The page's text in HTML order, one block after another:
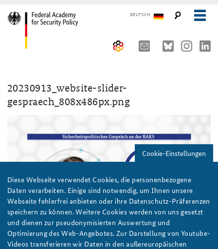
DEUTSCH
Advisory Board
The Association of Friends
Young Leaders in Security Policy
Directions
Seminars, Conferences and Events
Core Course on Security Policy
German Forum on Security Policy
Public Events
Further Events
20230913_website-slider-
gespraech_808x486px.png
Foto: BAKS; Bundeswehr/Jankowski
Cookie-Einstellungen
Diese Webseite verwendet Cookies, die personenbezogene
Daten verarbeiten. Einige sind notwendig, um Ihnen unsere
Webseite fehlerfrei anbieten oder ihre Datenschutz-Präferenzen
speichern zu können. Weitere Cookies werden von uns gesetzt
und dienen zur pseudonymisierten Auswertung und
Optimierung des Web-Angebotes. Zur Darstellung von Youtube-
Videos transferieren wir Daten in den außereuropäischen